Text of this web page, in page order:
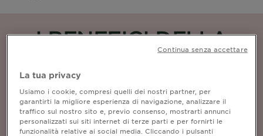
I BENEFICI DELLA
GAMMA
Idratazione & Morbidezza
La tua privacy
Usiamo i cookie, compresi quelli dei nostri partner, per
garantirti la migliore esperienza di navigazione, analizzare il
traffico sul nostro sito e, previo consenso, mostrarti annunci
personalizzati sui siti internet di terze parti e per fornirti le
funzionalità relative ai social media. Cliccando i pulsanti
Continua senza accettare